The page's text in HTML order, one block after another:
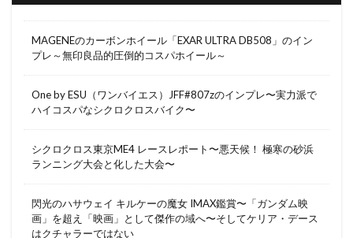
MAGENEのカーボンホイール「EXAR ULTRA DB508」のイン
プレ～無印良品的圧倒的コスパホイール～
One by ESU（ワンバイエス）JFF#807zのインプレ〜実力派で
ハイコスパなシクロクロスバイク〜
シクロクロス東京ME4 レースレポート〜悪天候！ 極寒の砂浜
ランニング大会と化した大会〜
閃光のハサウェイ キルケーの魔女 IMAX鑑賞〜「ガンダム映
画」を超え「映画」として傑作の域へ〜そしてケリア・デース
はクチャラーではない